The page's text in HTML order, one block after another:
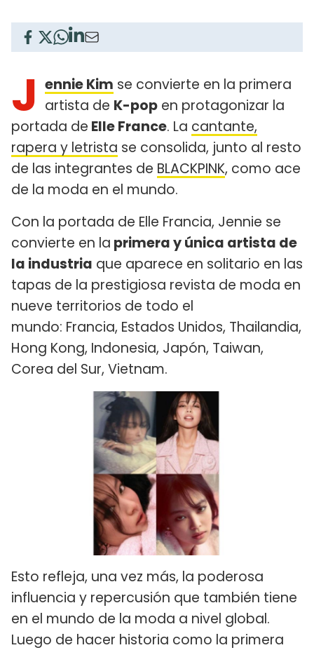
J ennie Kim se convierte en la primera
artista de K-pop en protagonizar la
portada de Elle France. La cantante,
rapera y letrista se consolida, junto al resto
de las integrantes de BLACKPINK, como ace
de la moda en el mundo.
Con la portada de Elle Francia, Jennie se
convierte en la primera y única artista de
la industria que aparece en solitario en las
tapas de la prestigiosa revista de moda en
nueve territorios de todo el
mundo: Francia, Estados Unidos, Thailandia,
Hong Kong, Indonesia, Japón, Taiwan,
Corea del Sur, Vietnam.
Esto refleja, una vez más, la poderosa
influencia y repercusión que también tiene
en el mundo de la moda a nivel global.
Luego de hacer historia como la primera